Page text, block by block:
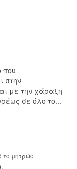
που
στην
με την χάραξη
σε όλο το...
το μητρώο